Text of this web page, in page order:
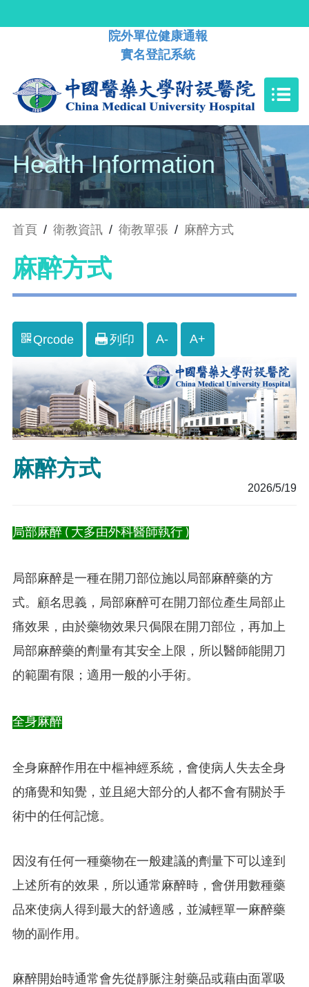
院外單位健康通報
實名登記系統
Health Information
首頁 / 衛教資訊 / 衛教單張 / 麻醉方式
麻醉方式
Qrcode 列印 A- A+
麻醉方式
2026/5/19
局部麻醉 ( 大多由外科醫師執行 )
局部麻醉是一種在開刀部位施以局部麻醉藥的方
式。顧名思義，局部麻醉可在開刀部位產生局部止
痛效果，由於藥物效果只侷限在開刀部位，再加上
局部麻醉藥的劑量有其安全上限，所以醫師能開刀
的範圍有限；適用一般的小手術。
全身麻醉
全身麻醉作用在中樞神經系統，會使病人失去全身
的痛覺和知覺，並且絕大部分的人都不會有關於手
術中的任何記憶。
因沒有任何一種藥物在一般建議的劑量下可以達到
上述所有的效果，所以通常麻醉時，會併用數種藥
品來使病人得到最大的舒適感，並減輕單一麻醉藥
物的副作用。
麻醉開始時通常會先從靜脈注射藥品或藉由面罩吸